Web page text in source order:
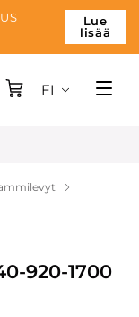
Lue
lisää
FI
920-1700